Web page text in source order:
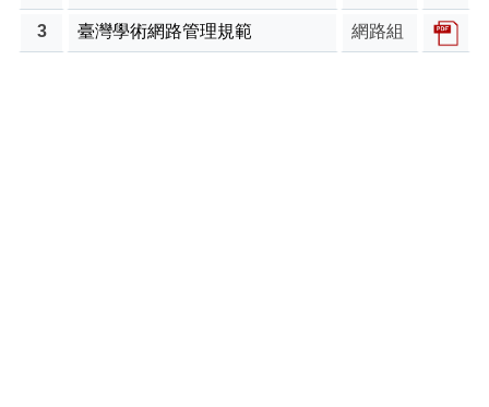
3 臺灣學術網路管理規範 網路組